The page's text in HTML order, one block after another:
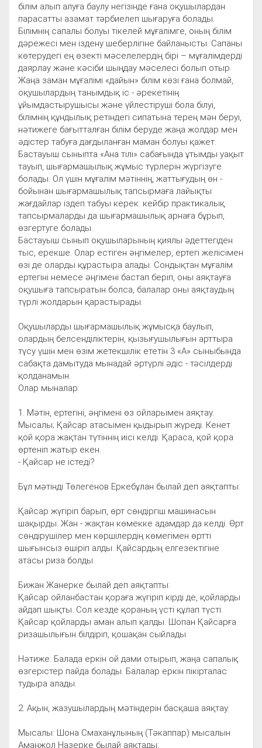
білім алып алуға баулу негізінде ғана оқушылардан
парасатты азамат тәрбиелеп шығаруға болады.
Білімнің сапалы болуы тікелей мұғалімге, оның білім
дәрежесі мен іздену шеберлігіне байланысты. Сапаны
көтерудегі ең өзекті мәселелердің бірі – мұғалімдерді
даярлау және кәсіби шыңдау мәселесі болып отыр.
Жаңа заман мұғалімі «дайын» білім көзі ғана болмай,
оқушылардың танымдық іс - әрекетінің
ұйымдастырушысы және үйлестіруші бола білуі,
білімнің құндылық ретіндегі сипатына терең мән беруі,
нәтижеге бағытталған білім беруде жаңа жолдар мен
әдістер табуға дағдыланған маман болуы қажет.
Бастауыш сыныпта «Ана тілі» сабағында ұтымды уақыт
тауып, шығармашылық жұмыс түрлерін жүргізуге
болады. Ол үшін мұғалім мәтіннің, жаттығудың өн -
бойынан шығармашылық тапсырмаға лайықты
жағдайлар іздеп табуы керек. кейбір практикалық
тапсырмаларды да шығармашылық арнаға бұрып,
өзгертуге болады.
Бастауыш сынып оқушыларының қиялы әдеттегіден
тыс, ерекше. Олар естіген әңгімелер, ертегі желісімен
өзі де оларды құрастыра алады. Сондықтан мұғалім
ертегіні немесе әңгімені бастап беріп, оны аяқтауға
оқушыға тапсыратын болса, балалар оны аяқтаудың
түрлі жолдарын қарастырады.
Оқушыларды шығармашылық жұмысқа баулып,
олардың белсенділіктерін, қызығушылығын арттыра
түсу үшін мен өзім жетекшілік ететін 3 «А» сыныбында
сабақта дамытуда мынадай әртүрлі әдіс - тәсілдерді
қолданамын.
Олар мыналар:
1. Мәтін, ертегіні, әңгімені өз ойларымен аяқтау.
Мысалы; Қайсар атасымен қыдырып жүреді. Кенет
қой қора жақтан түтіннің иісі келді. Қараса, қой қора
өртеніп жатыр екен.
- Қайсар не істеді?
Бұл мәтінді Төлегенов Еркебұлан былай деп аяқтапты:
Қайсар жүгіріп барып, өрт сөндіргіш машинасын
шақырды. Жан - жақтан көмекке адамдар да келді. Өрт
сөндірушілер мен көршілердің көмегімен өртті
шығынсыз өшіріп алды. Қайсардың елгезектігіне
атасы риза болды.
Бижан Жанерке былай деп аяқтапты:
Қайсар ойланбастан қораға жүгіріп кірді де, қойларды
айдап шықты. Сол кезде қораның үсті құлап түсті.
Қайсар қойларды аман алып қалды. Шопан Қайсарға
ризашылығын білдіріп, қошақан сыйлады.
Нәтиже: Балада еркін ой дами отырып, жаңа сапалық
өзгерістер пайда болады. Балалар еркін пікірталас
тудыра алады.
2. Ақын, жазушылардың мәтіндерін басқаша аяқтау.
Мысалы: Шона Смаханұлының (Тәкаппар) мысалын
Аманжол Назерке былай аяқтады: